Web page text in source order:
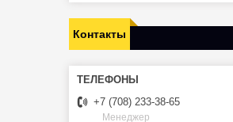
Контакты
+7 (708) 233-38-65
Менеджер